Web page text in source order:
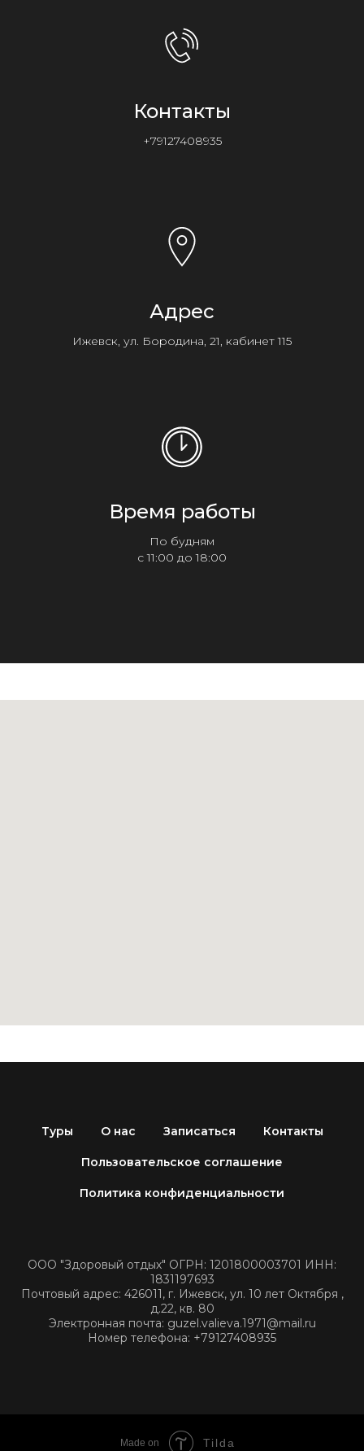
Контакты
+79127408935
Адрес
Ижевск, ул. Бородина, 21, кабинет 115
Время работы
По будням
с 11:00 до 18:00
Туры О нас Записаться Контакты
Пользовательское соглашение
Политика конфиденциальности
ООО "Здоровый отдых" ОГРН: 1201800003701 ИНН:
1831197693
Почтовый адрес: 426011, г. Ижевск, ул. 10 лет Октября ,
д.22, кв. 80
Электронная почта: guzel.valieva.1971@mail.ru
Номер телефона: +79127408935
Made on Tilda